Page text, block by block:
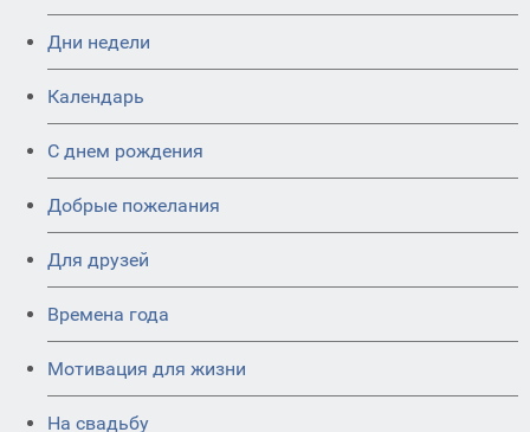
Дни недели
Календарь
C днем рождения
Добрые пожелания
Для друзей
Времена года
Мотивация для жизни
На свадьбу